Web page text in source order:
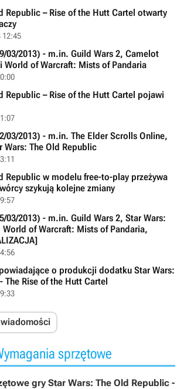
Republic – Rise of the Hutt Cartel otwarty
12:45
03/2013) - m.in. Guild Wars 2, Camelot
World of Warcraft: Mists of Pandaria
Republic – Rise of the Hutt Cartel pojawi
03/2013) - m.in. The Elder Scrolls Online,
Wars: The Old Republic
Republic w modelu free-to-play przeżywa
szykują kolejne zmiany
03/2013) - m.in. Guild Wars 2, Star Wars:
of Warcraft: Mists of Pandaria,
o produkcji dodatku Star Wars:
The Rise of the Hutt Cartel
sprzętowe
gry Star Wars: The Old Republic -